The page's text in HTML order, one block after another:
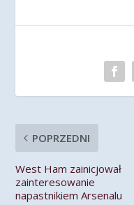
POPRZEDNI
West Ham zainicjował
zainteresowanie
napastnikiem Arsenalu